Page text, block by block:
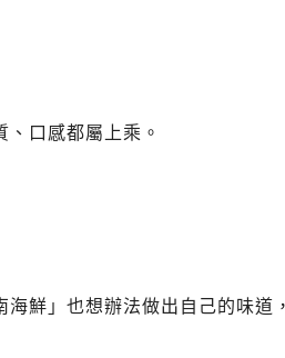
、口感都屬上乘。
鮮」也想辦法做出自己的味道